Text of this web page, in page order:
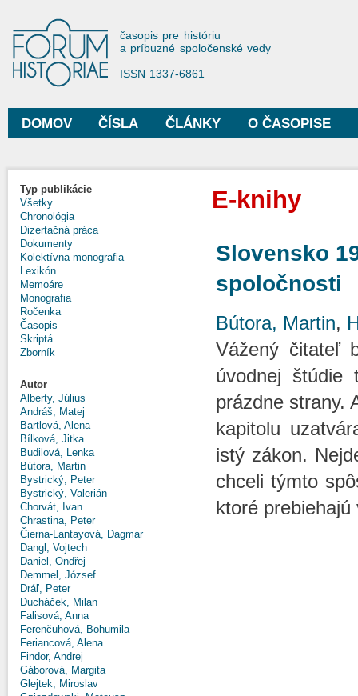
Forum Historiae
časopis pre históriu
a príbuzné spoločenské vedy
ISSN 1337-6861
Hlavné menu
DOMOV ČÍSLA ČLÁNKY O ČASOPISE
Typ publikácie
Všetky
Chronológia
Dizertačná práca
Dokumenty
Kolektívna monografia
Lexikón
Memoáre
Monografia
Ročenka
Časopis
Skriptá
Zborník
Autor
Alberty, Július
Andráš, Matej
Bartlová, Alena
Bílková, Jitka
Budilová, Lenka
Bútora, Martin
Bystrický, Peter
Bystrický, Valerián
Chorvát, Ivan
Chrastina, Peter
Čierna-Lantayová, Dagmar
Dangl, Vojtech
Daniel, Ondřej
Demmel, József
Dráľ, Peter
Ducháček, Milan
Falisová, Anna
Ferenčuhová, Bohumila
Feriancová, Alena
Findor, Andrej
Gáborová, Margita
Glejtek, Miroslav
E-knihy
Slovensko
spoločnosti
Bútora, Martin,
Vážený čitateľ
úvodnej štúdie
prázdne strany.
kapitolu
istý zákon.
chceli týmto
ktoré